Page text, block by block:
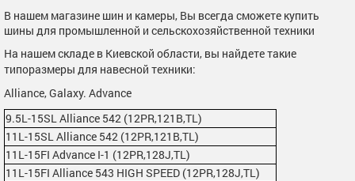
В нашем магазине шин и камеры, Вы всегда сможете купить
шины для промышленной и сельскохозяйственной техники
На нашем складе в Киевской области, вы найдете такие
типоразмеры для навесной техники:
Alliance, Galaxy. Advance
9.5L-15SL Alliance 542 (12PR,121B,TL)
11L-15SL Alliance 542 (12PR,121B,TL)
11L-15FI Advance I-1 (12PR,128J,TL)
11L-15FI Alliance 543 HIGH SPEED (12PR,128J,TL)